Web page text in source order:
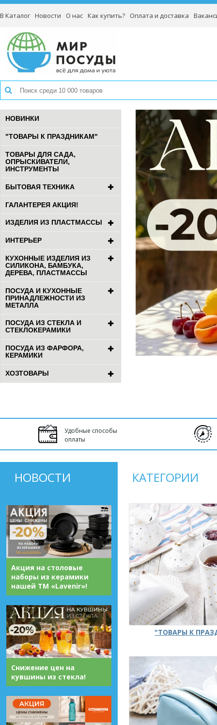
В Каталог Новости О нас Как купить? Оплата и доставка
НОВИНКИ
"ТОВАРЫ К ПРАЗДНИКАМ"
ТОВАРЫ ДЛЯ САДА,
ОПРЫСКИВАТЕЛИ,
ИНСТРУМЕНТЫ
БЫТОВАЯ ТЕХНИКА
ГАЛАНТЕРЕЯ АКЦИЯ!
ИЗДЕЛИЯ ИЗ ПЛАСТМАССЫ
ИНТЕРЬЕР
КУХОННЫЕ ИЗДЕЛИЯ ИЗ
СИЛИКОНА, БАМБУКА,
ДЕРЕВА, ПЛАСТМАССЫ
ПОСУДА И КУХОННЫЕ
ПРИНАДЛЕЖНОСТИ ИЗ
МЕТАЛЛА
ПОСУДА ИЗ СТЕКЛА И
СТЕКЛОКЕРАМИКИ
ПОСУДА ИЗ ФАРФОРА,
КЕРАМИКИ
ХОЗТОВАРЫ
Удобные способы
оплаты
НОВОСТИ
Акция на столовые
наборы из керамики
нашей ТМ «Lavenir»!
Снижение цен на
кувшины из стекла!
КАТЕГОРИИ
"ТОВАРЫ К